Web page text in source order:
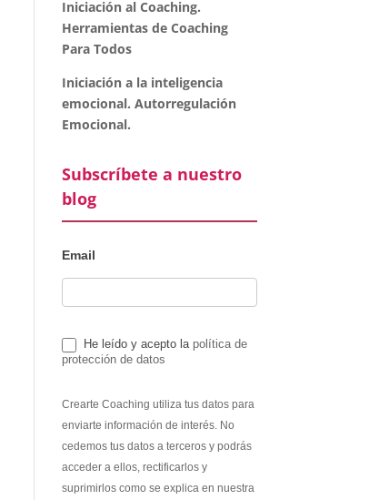
Iniciación al Coaching.
Herramientas de Coaching
Para Todos
Iniciación a la inteligencia
emocional. Autorregulación
Emocional.
Subscríbete a nuestro
blog
Email
He leído y acepto la política de
protección de datos
Crearte Coaching utiliza tus datos para
enviarte información de interés. No
cedemos tus datos a terceros y podrás
acceder a ellos, rectificarlos y
suprimirlos como se explica en nuestra